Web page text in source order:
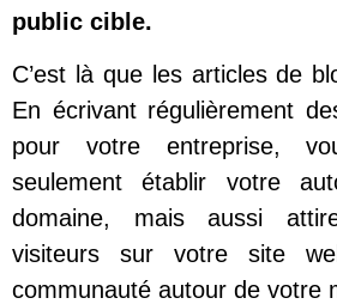
public cible.
C’est là que les articles de
En écrivant régulièrement
pour votre entreprise,
seulement établir votre
domaine, mais aussi
visiteurs sur votre site
communauté autour de votre